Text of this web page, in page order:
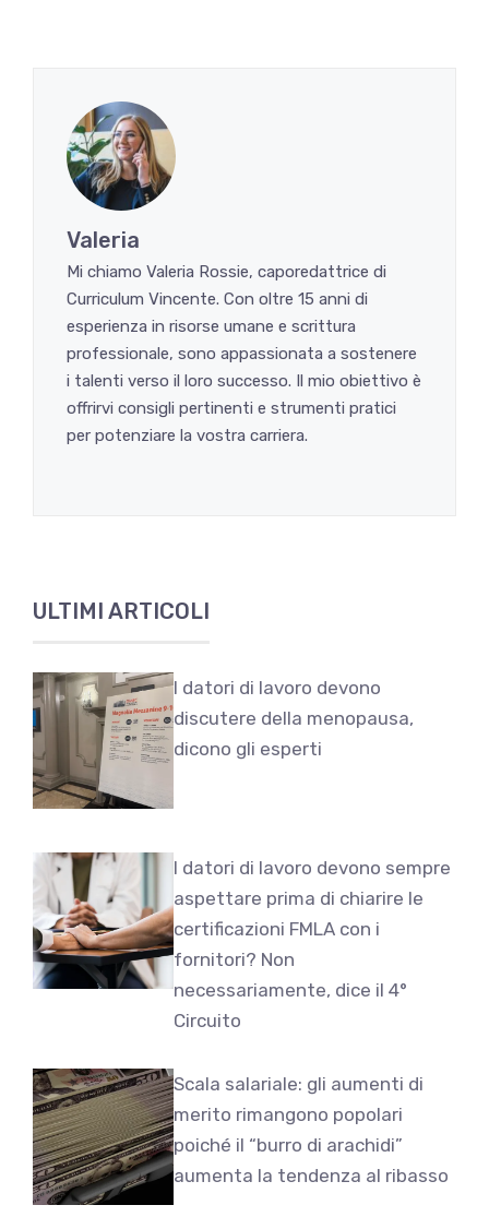
Valeria
Mi chiamo Valeria Rossie, caporedattrice di
Curriculum Vincente. Con oltre 15 anni di
esperienza in risorse umane e scrittura
professionale, sono appassionata a sostenere
i talenti verso il loro successo. Il mio obiettivo è
offrirvi consigli pertinenti e strumenti pratici
per potenziare la vostra carriera.
ULTIMI ARTICOLI
I datori di lavoro devono
discutere della menopausa,
dicono gli esperti
I datori di lavoro devono sempre
aspettare prima di chiarire le
certificazioni FMLA con i
fornitori? Non
necessariamente, dice il 4°
Circuito
Scala salariale: gli aumenti di
merito rimangono popolari
poiché il “burro di arachidi”
aumenta la tendenza al ribasso